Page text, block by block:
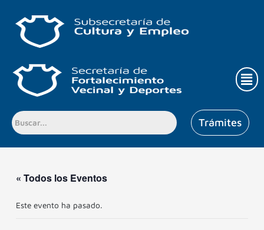
contenido
Trámites
« Todos los Eventos
Este evento ha pasado.